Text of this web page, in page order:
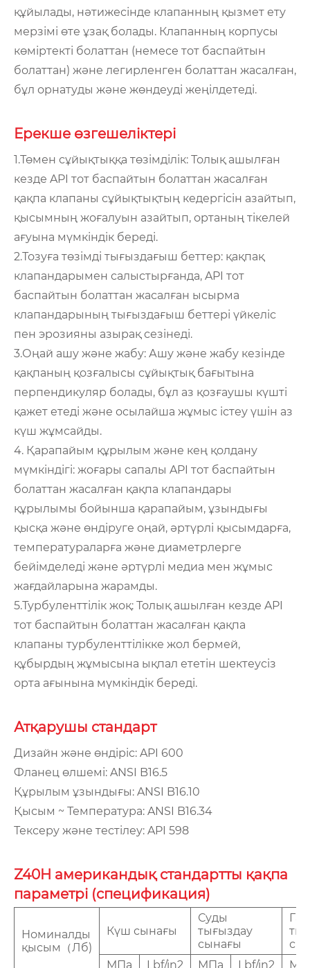
құйылады, нәтижесінде клапанның қызмет ету
мерзімі өте ұзақ болады. Клапанның корпусы
көміртекті болаттан (немесе тот баспайтын
болаттан) және легирленген болаттан жасалған,
бұл орнатуды және жөндеуді жеңілдетеді.
Ерекше өзгешеліктері
1.Төмен сұйықтыққа төзімділік: Толық ашылған
кезде API тот баспайтын болаттан жасалған
қақпа клапаны сұйықтықтың кедергісін азайтып,
қысымның жоғалуын азайтып, ортаның тікелей
ағуына мүмкіндік береді.
2.Тозуға төзімді тығыздағыш беттер: қақпақ
клапандарымен салыстырғанда, API тот
баспайтын болаттан жасалған ысырма
клапандарының тығыздағыш беттері үйкеліс
пен эрозияны азырақ сезінеді.
3.Оңай ашу және жабу: Ашу және жабу кезінде
қақпаның қозғалысы сұйықтық бағытына
перпендикуляр болады, бұл аз қозғаушы күшті
қажет етеді және осылайша жұмыс істеу үшін аз
күш жұмсайды.
4. Қарапайым құрылым және кең қолдану
мүмкіндігі: жоғары сапалы API тот баспайтын
болаттан жасалған қақпа клапандары
құрылымы бойынша қарапайым, ұзындығы
қысқа және өндіруге оңай, әртүрлі қысымдарға,
температураларға және диаметрлерге
бейімделеді және әртүрлі медиа мен жұмыс
жағдайларына жарамды.
5.Турбуленттілік жоқ: Толық ашылған кезде API
тот баспайтын болаттан жасалған қақпа
клапаны турбуленттілікке жол бермей,
құбырдың жұмысына ықпал ететін шектеусіз
орта ағынына мүмкіндік береді.
Атқарушы стандарт
Дизайн және өндіріс: API 600
Фланец өлшемі: ANSI B16.5
Құрылым ұзындығы: ANSI B16.10
Қысым ~ Температура: ANSI B16.34
Тексеру және тестілеу: API 598
Z40H американдық стандартты қақпа
параметрі (спецификация)
Номиналды
қысым（Лб)
Күш сынағы
Суды
тығыздау
сынағы
МПа
Lbf/in2 МПа Lbf/in2